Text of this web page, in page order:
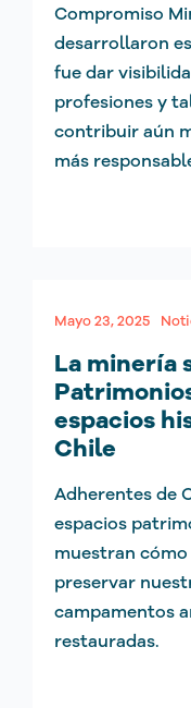
Compromiso
desarrollaron
fue dar
profesiones y
contribuir aún
más
Mayo 23, 2025
La minería
espacios
Chile
Adherentes de
espacios
muestran
preservar
campamentos
restauradas.